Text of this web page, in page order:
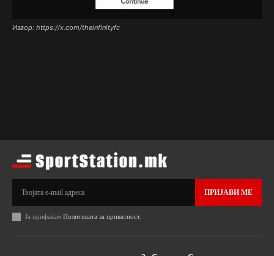
Извор: https://x.com/theinfinityfc
ПРИЈАВИ МЕ
Ја прифаќам Политиката за приватност.